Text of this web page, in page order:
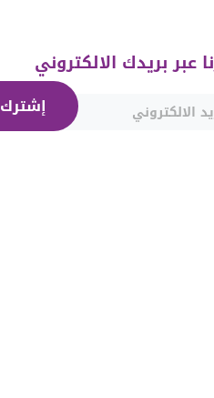
عبر بريدك الالكتروني
إشترك